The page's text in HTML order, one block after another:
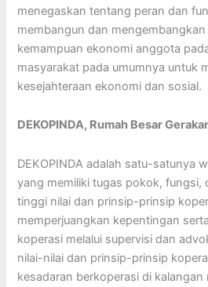
menegaskan tentang peran dan
membangun dan
kemampuan ekonomi anggota
masyarakat pada umumnya untuk
kesejahteraan ekonomi dan sosial.
DEKOPINDA, Rumah Besar
DEKOPINDA adalah satu-satunya
yang memiliki tugas pokok, fungsi,
tinggi nilai dan prinsip-prinsip
memperjuangkan kepentingan
koperasi melalui supervisi dan
nilai-nilai dan prinsip-prinsip
kesadaran berkoperasi di kalangan